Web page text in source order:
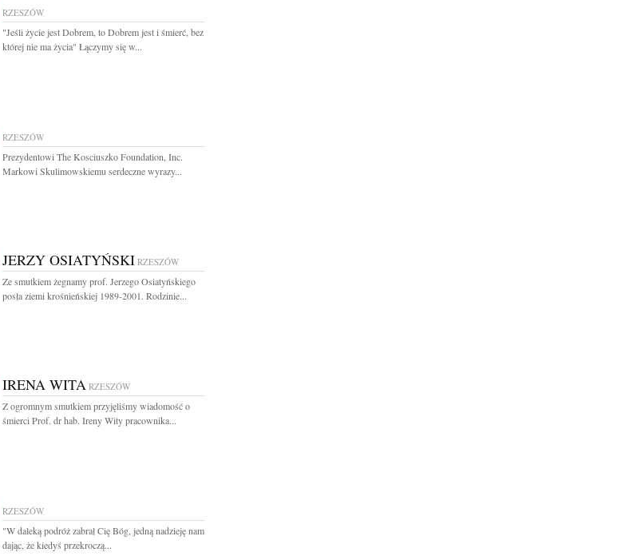
RZESZÓW
"Jeśli życie jest Dobrem, to Dobrem jest i śmierć, bez
której nie ma życia" Łączymy się w...
RZESZÓW
Prezydentowi The Kosciuszko Foundation, Inc.
Markowi Skulimowskiemu serdeczne wyrazy...
JERZY OSIATYŃSKI RZESZÓW
Ze smutkiem żegnamy prof. Jerzego Osiatyńskiego
posła ziemi krośnieńskiej 1989-2001. Rodzinie...
IRENA WITA RZESZÓW
Z ogromnym smutkiem przyjęliśmy wiadomość o
śmierci Prof. dr hab. Ireny Wity pracownika...
RZESZÓW
"W daleką podróż zabrał Cię Bóg, jedną nadzieję nam
dając, że kiedyś przekroczą...